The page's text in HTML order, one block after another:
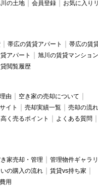
の土地 会員登録
お気に入り
帯広の賃貸アパート
帯広の賃
アパート
旭川の賃貸マンション
閲覧履歴
由
空き家の売却について
イト
売却実績一覧
売却の流れ
高く売るポイント
よくある質問
家売却・管理
管理物件ギャラ
の購入の流れ
賃貸vs持ち家
用